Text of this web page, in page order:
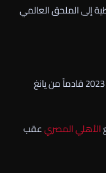
إلى الملحق العالمي
وكان ماييلي قد انتقل إلى بيراميدز في صيف 2023 قادماً من يانغ
الأهليالمصريعقب